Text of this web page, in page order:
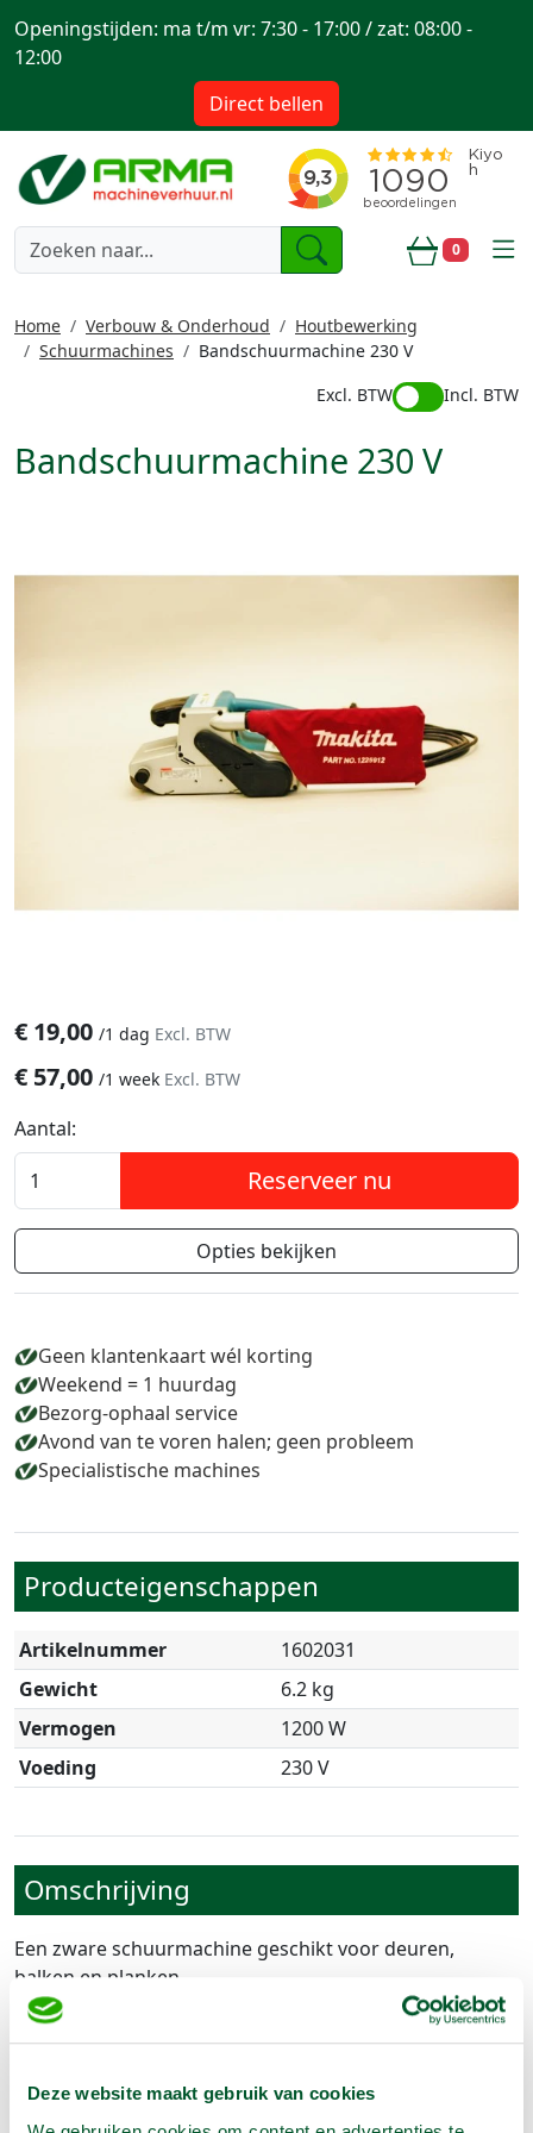
Deze website maakt gebruik van cookies
0
Openingstijden: ma t/m vr: 7:30 - 17:00 / zat: 08:00 -
12:00
Direct bellen
Home Verbouw & Onderhoud
Houtbewerking
Schuurmachines
Bandschuurmachine 230 V
Excl. BTW
Incl. BTW
Bandschuurmachine 230 V
€ 19,00 /1 dag Excl. BTW
€ 57,00 /1 week Excl. BTW
Aantal:
Reserveer nu
Opties bekijken
Geen klantenkaart wél korting
Weekend = 1 huurdag
Bezorg-ophaal service
Avond van te voren halen; geen probleem
Specialistische machines
Producteigenschappen
Artikelnummer
1602031
Gewicht
6.2 kg
Vermogen
1200 W
Voeding
230 V
Omschrijving
Een zware schuurmachine geschikt voor deuren,
balken en planken.
- Bandloopsnelheid 250 x 450 m/ min
- Met stofzak
Let op :
Schuurbanden zijn verkoop en worden
achteraf en op basis van verbruik berekend.